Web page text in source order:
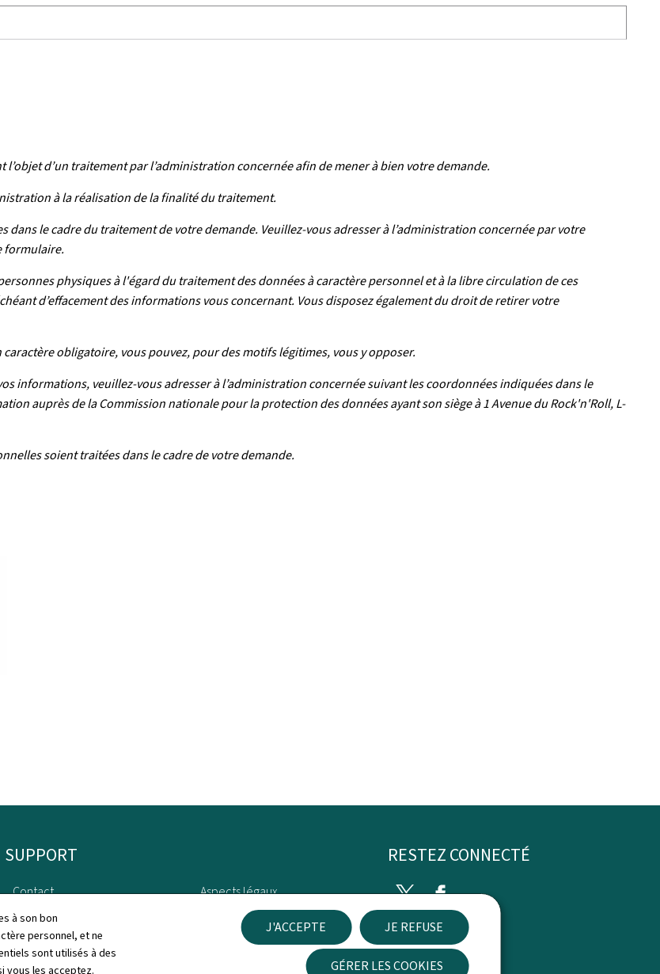
à son bon
personnel, et ne
sont utilisés à des
vous les acceptez.
J'ACCEPTE JE REFUSE
GÉRER LES COOKIES
d’un traitement par l’administration concernée afin de mener à bien votre demande.
à la réalisation de la finalité du traitement.
le cadre du traitement de votre demande. Veuillez-vous adresser à l’administration concernée par votre
formulaire.
physiques à l'égard du traitement des données à caractère personnel et à la libre circulation de ces
d’effacement des informations vous concernant. Vous disposez également du droit de retirer votre
obligatoire, vous pouvez, pour des motifs légitimes, vous y opposer.
informations, veuillez-vous adresser à l’administration concernée suivant les coordonnées indiquées dans le
auprès de la Commission nationale pour la protection des données ayant son siège à 1 Avenue du Rock'n'Roll, L-
soient traitées dans le cadre de votre demande.
SUPPORT
Contact
Plan du site
À propos du site
Aspects légaux
Déclaration d'accessibilité
RESTEZ CONNECTÉ
TwitterFacebook
Newsletter